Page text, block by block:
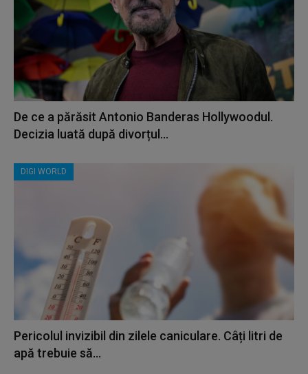
De ce a părăsit Antonio Banderas Hollywoodul.
Decizia luată după divorțul...
DIGI WORLD
Pericolul invizibil din zilele caniculare. Câți litri de
apă trebuie să...